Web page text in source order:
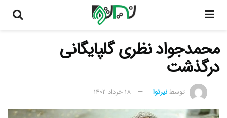
محمدجواد نظری گلپایگانی
درگذشت
توسطنیرتوا 18 خرداد 1402